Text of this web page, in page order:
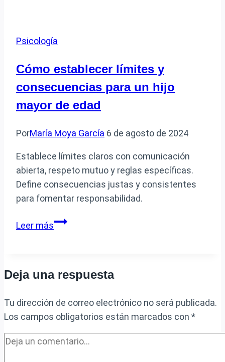
siento
de
la
realidad
cómo
Psicología
Cómo establecer límites y
consecuencias para un hijo
mayor de edad
PorMaría Moya García 6 de agosto de 2024
Establece límites claros con comunicación
abierta, respeto mutuo y reglas específicas.
Define consecuencias justas y consistentes
para fomentar responsabilidad.
Leer másCómo
consecuencias
un
hijo
mayor
de
Deja una respuesta
Tu dirección de correo electrónico no será publicada.
Los campos obligatorios están marcados con *